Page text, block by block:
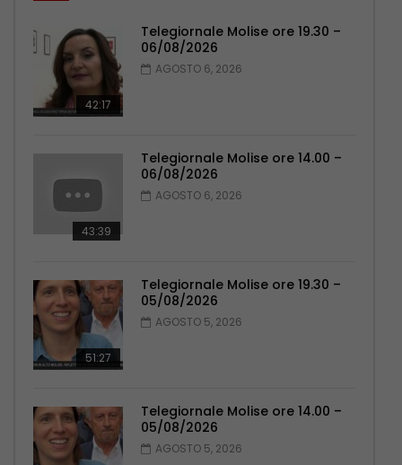
42:17
Telegiornale Molise ore 19.30 –
06/08/2026
AGOSTO 6, 2026
43:39
Telegiornale Molise ore 14.00 –
06/08/2026
AGOSTO 6, 2026
51:27
Telegiornale Molise ore 19.30 –
05/08/2026
AGOSTO 5, 2026
Telegiornale Molise ore 14.00 –
05/08/2026
AGOSTO 5, 2026